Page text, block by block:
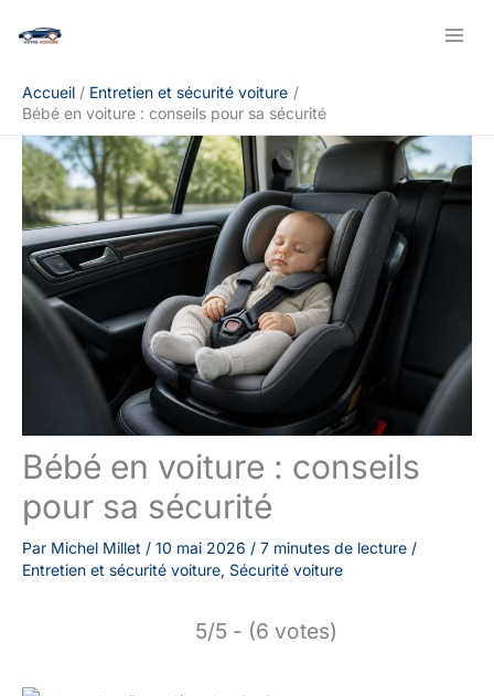
Accueil
Entretien et sécurité voiture
Bébé en voiture : conseils pour sa sécurité
Bébé en voiture : conseils
pour sa sécurité
Par Michel Millet / 10 mai 2026 / 7 minutes de lecture /
Entretien et sécurité voiture, Sécurité voiture
5/5 - (6 votes)